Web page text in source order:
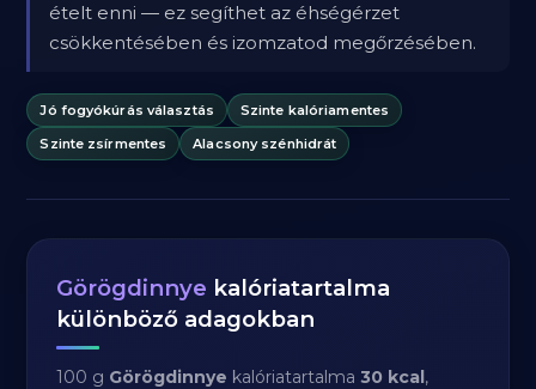
ételt enni — ez segíthet az éhségérzet
csökkentésében és izomzatod megőrzésében.
Jó fogyókúrás választás
Szinte kalóriamentes
Szinte zsírmentes
Alacsony szénhidrát
Görögdinnye kalóriatartalma
különböző adagokban
100 g Görögdinnye kalóriatartalma30 kcal,